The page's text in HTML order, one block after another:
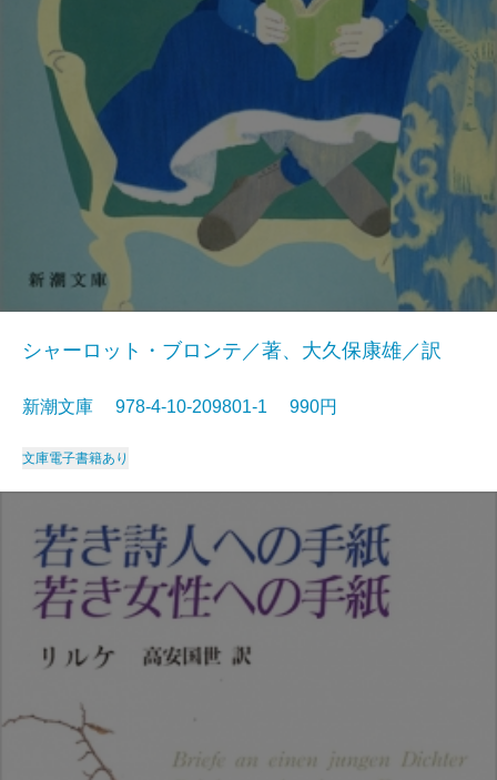
シャーロット・ブロンテ／著、大久保康雄／訳
新潮文庫 978-4-10-209801-1 990円
文庫電子書籍あり